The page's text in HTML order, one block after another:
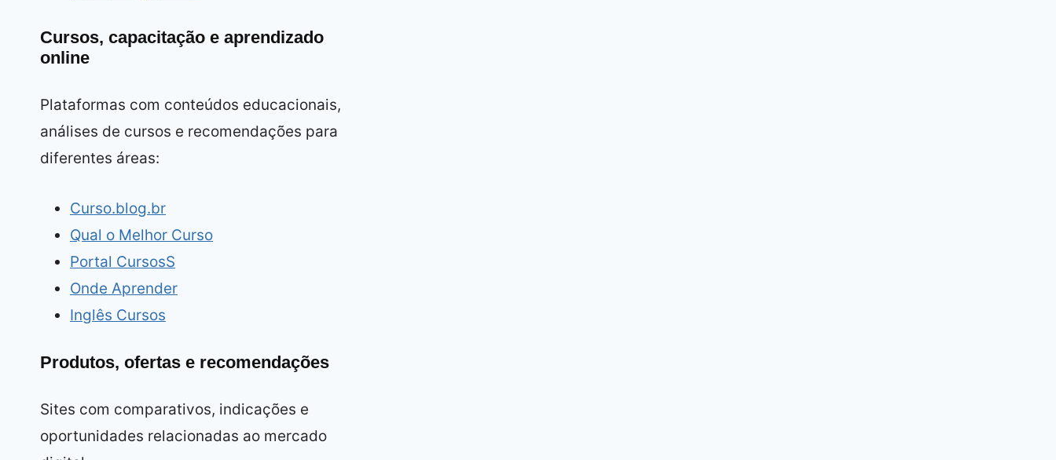
Cursos, capacitação e aprendizado
online
Plataformas com conteúdos educacionais,
análises de cursos e recomendações para
diferentes áreas:
Curso.blog.br
Qual o Melhor Curso
Portal CursosS
Onde Aprender
Inglês Cursos
Produtos, ofertas e recomendações
Sites com comparativos, indicações e
oportunidades relacionadas ao mercado